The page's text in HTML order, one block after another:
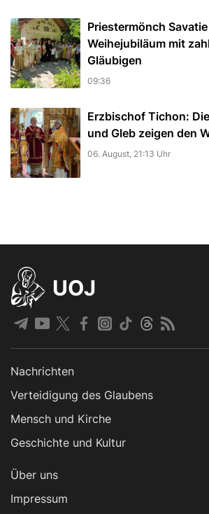
Priestermönch
Weihejubiläum mit
Gläubigen
09:36
Erzbischof Tichon:
und Gleb zeigen den
06. August, 21:13 Uhr
UOJ
Nachrichten
Verteidigung des Glaubens
Mensch und Kirche
Geschichte und Kultur
Über uns
Impressum